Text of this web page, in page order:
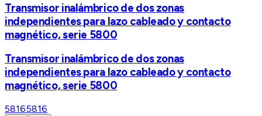
Transmisor inalámbrico de dos zonas
independientes para lazo cableado y contacto
magnético, serie 5800
Transmisor inalámbrico de dos zonas
independientes para lazo cableado y contacto
magnético, serie 5800
58165816